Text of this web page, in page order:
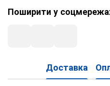
Поширити у
Доставка